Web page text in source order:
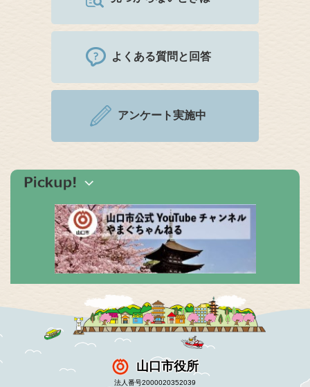
よくある質問と回答
アンケート実施中
山口市役所
法人番号2000020352039